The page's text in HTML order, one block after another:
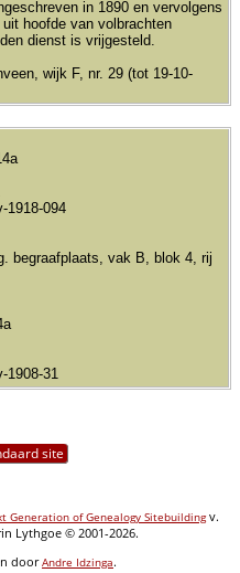
in 1890 en vervolgens
hoofde van volbrachten
dienst is vrijgesteld.
wijk F, nr. 29 (tot 19-10-
1918-094
begraafplaats, vak B, blok 4, rij
1908-31
site
Generation of Genealogy Sitebuildingv.
Lythgoe © 2001-2026.
doorAndre Idzinga.